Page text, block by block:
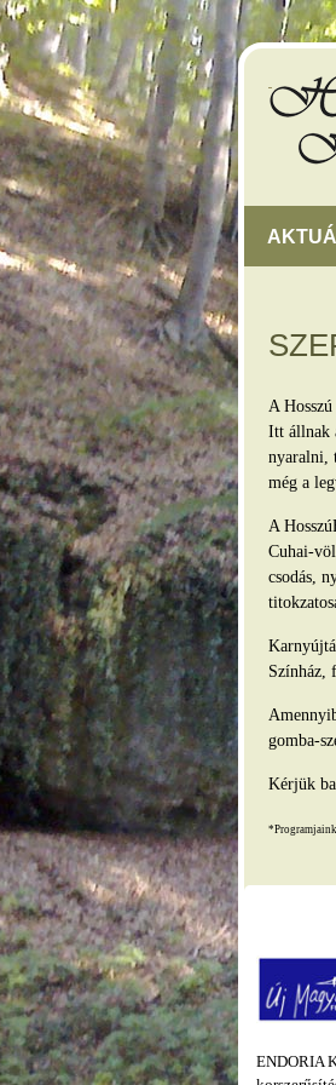
A
Itt állnak
nyaralni,
még a
A
Cuhai-
csodás,
Színház,
gomba-
Kérjük
ENDORIA